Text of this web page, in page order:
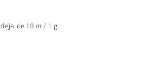
de 10 m / 1 g